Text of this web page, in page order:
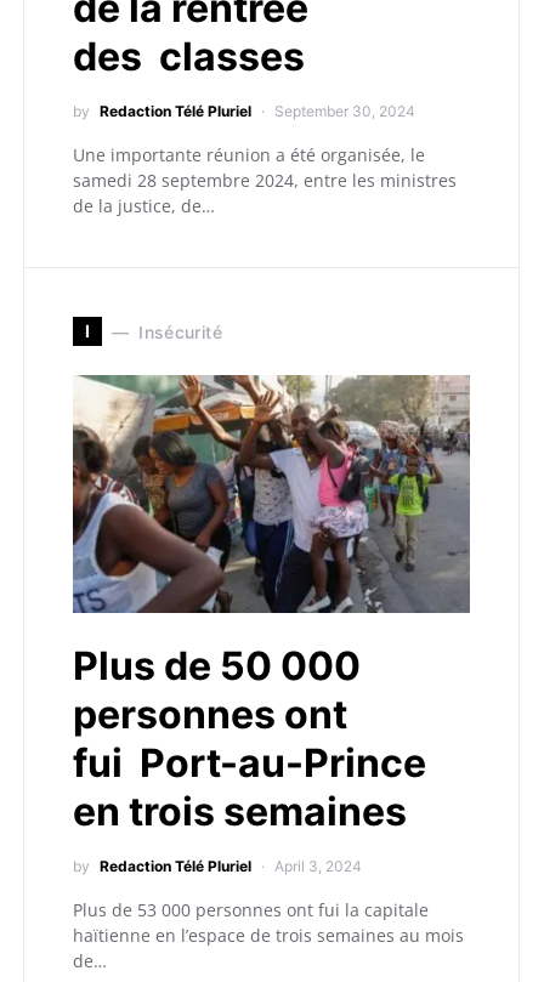
des classes
by Redaction Télé Pluriel September 30, 2024
Une importante réunion a été organisée, le
samedi 28 septembre 2024, entre les ministres
de la justice, de…
I Insécurité
Plus de 50 000
personnes ont
fui Port-au-Prince
en trois semaines
by Redaction Télé Pluriel April 3, 2024
Plus de 53 000 personnes ont fui la capitale
haïtienne en l’espace de trois semaines au mois
de…